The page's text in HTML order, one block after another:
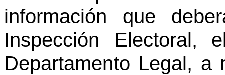
información que
Inspección Electoral,
Departamento Legal,